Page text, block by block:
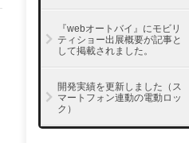
『webオートバイ』にモビリ
ティショー出展概要が記事と
して掲載されました。
開発実績を更新しました（ス
マートフォン連動の電動ロッ
ク）